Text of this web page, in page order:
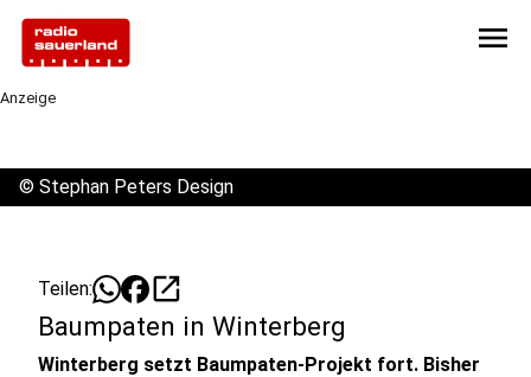
menu
Anzeige
© Stephan Peters Design
Teilen: open_in_new
Baumpaten in Winterberg
Winterberg setzt Baumpaten-Projekt fort. Bisher